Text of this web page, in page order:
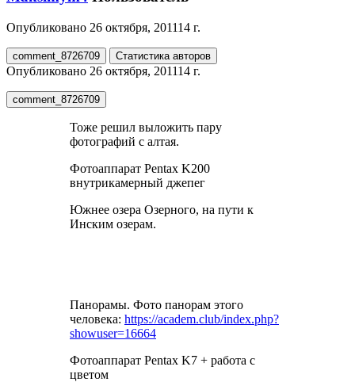
Опубликовано 26 октября, 201114 г.
comment_8726709 Статистика авторов
Опубликовано 26 октября, 201114 г.
comment_8726709
Тоже решил выложить пару
фотографий с алтая.
Фотоаппарат Pentax K200
внутрикамерный джепег
Южнее озера Озерного, на пути к
Инским озерам.
Панорамы. Фото панорам этого
человека: https://academ.club/index.php?
showuser=16664
Фотоаппарат Pentax K7 + работа с
цветом